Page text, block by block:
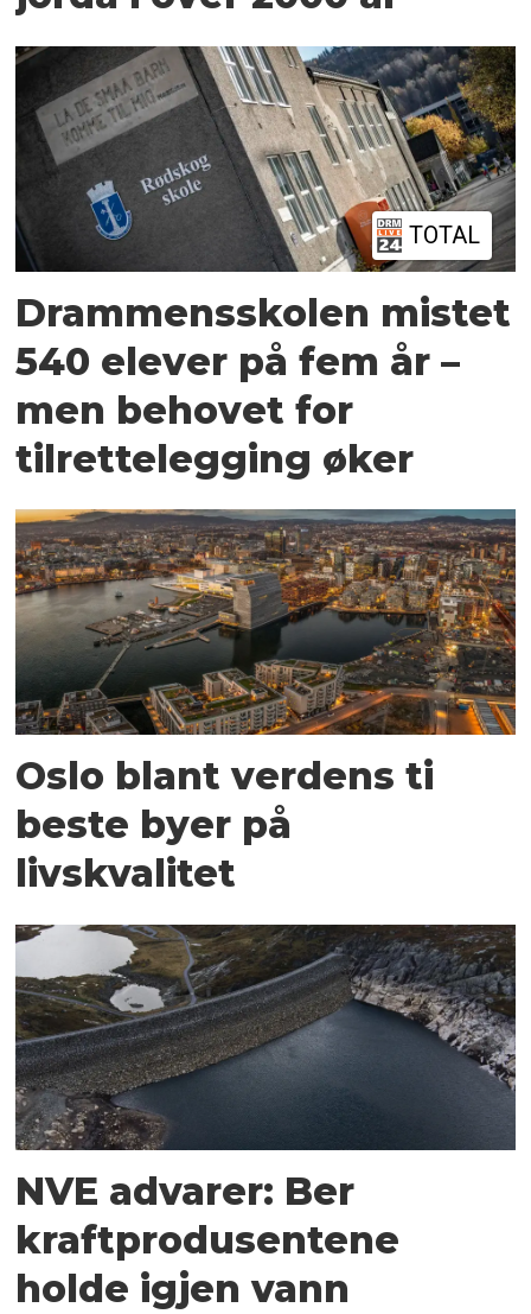
TOTAL
Drammensskolen mistet
540 elever på fem år –
men behovet for
tilrettelegging øker
Oslo blant verdens ti
beste byer på
livskvalitet
NVE advarer: Ber
kraftprodusentene
holde igjen vann